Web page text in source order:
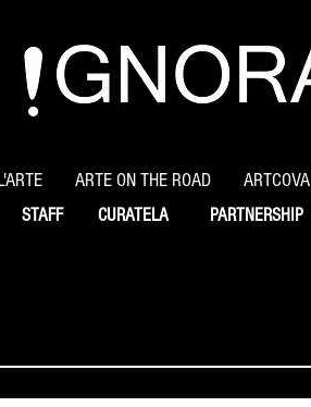
ARTE ON THE ROAD ARTCOVA
STAFF CURATELA PARTNERSHIP